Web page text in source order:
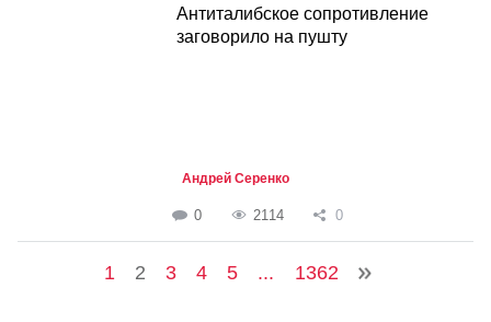
Антиталибское сопротивление
заговорило на пушту
Андрей Серенко
0 2114 0
1 2 3 4 5 ... 1362